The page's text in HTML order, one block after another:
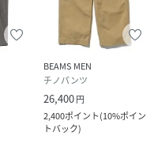
BEAMS MEN
チノパンツ
26,400円
2,400ポイント(10%ポイン
トバック)